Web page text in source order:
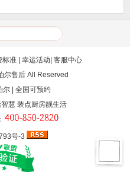
标准| 幸运活动 客服中心
尔售后 All Reserved
尔 | 全国可预约
慧 装点厨房靓生活
：
号-3